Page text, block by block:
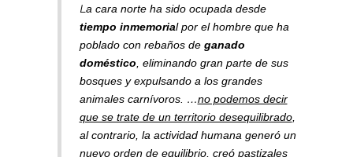
La cara norte ha sido ocupada desde
tiempo inmemorial por el hombre que ha
poblado con rebaños de ganado
doméstico , eliminando gran parte de sus
bosques y expulsando a los grandes
animales carnívoros. …no podemos decir
que se trate de un territorio desequilibrado,
al contrario, la actividad humana generó un
nuevo orden de equilibrio, creó pastizales